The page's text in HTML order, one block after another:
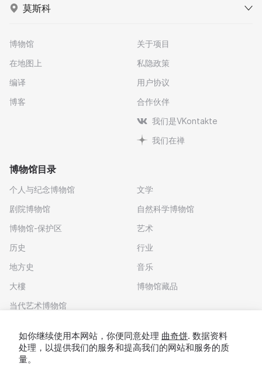
莫斯科
博物馆
在地图上
编译
博客
关于项目
私隐政策
用户协议
合作伙伴
我们是VKontakte
我们在禅
博物馆目录
个人与纪念博物馆
剧院博物馆
博物馆-保护区
历史
地方史
大樓
当代艺术博物馆
文学
自然科学博物馆
艺术
行业
音乐
博物馆藏品
如你继续使用本网站，你便同意处理 曲奇饼. 数据资料
处理，以提供我们的服务和提高我们的网站和服务的质
量。